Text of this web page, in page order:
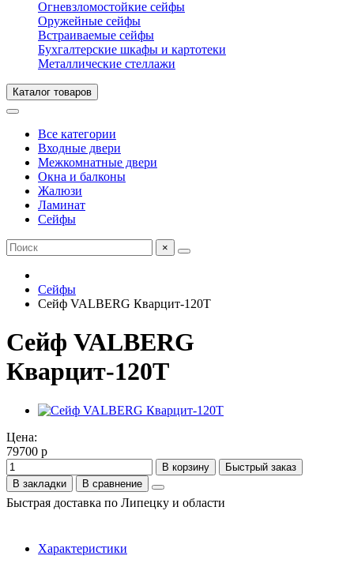
Огневзломостойкие сейфы
Оружейные сейфы
Встраиваемые сейфы
Бухгалтерские шкафы и картотеки
Металлические стеллажи
Каталог товаров
Все категории
Входные двери
Межкомнатные двери
Окна и балконы
Жалюзи
Ламинат
Сейфы
×
Сейфы
Сейф VALBERG Кварцит-120T
Сейф VALBERG
Кварцит-120T
Цена:
79700 р
В корзину
Быстрый заказ
В закладки
В сравнение
Быстрая доставка по Липецку и области
Характеристики